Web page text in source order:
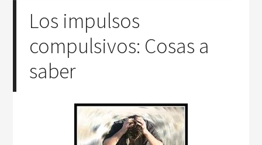
Los impulsos
compulsivos: Cosas a
saber